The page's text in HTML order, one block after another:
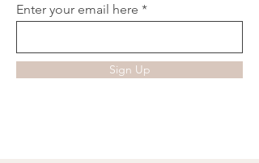
Enter your email here
Sign Up